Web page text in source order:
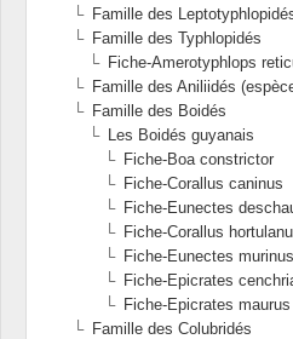
Famille des
Famille des Typhlopidés
Fiche-Amerotyphlops
Famille des Aniliidés
Famille des Boidés
Les Boidés guyanais
Fiche-Boa constrictor
Fiche-Corallus caninus
Fiche-Eunectes
Fiche-Corallus
Fiche-Eunectes murinus
Fiche-Epicrates
Fiche-Epicrates maurus
Famille des Colubridés